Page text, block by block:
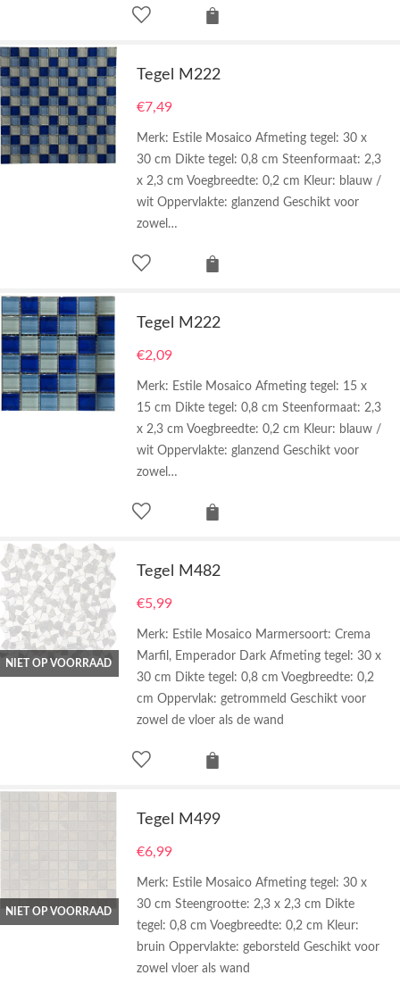
Tegel M222
€7,49
Merk: Estile Mosaico Afmeting tegel: 30 x
30 cm Dikte tegel: 0,8 cm Steenformaat: 2,3
x 2,3 cm Voegbreedte: 0,2 cm Kleur: blauw /
wit Oppervlakte: glanzend Geschikt voor
zowel…
Tegel M222
€2,09
Merk: Estile Mosaico Afmeting tegel: 15 x
15 cm Dikte tegel: 0,8 cm Steenformaat: 2,3
x 2,3 cm Voegbreedte: 0,2 cm Kleur: blauw /
wit Oppervlakte: glanzend Geschikt voor
zowel…
NIET OP VOORRAAD
Tegel M482
€5,99
Merk: Estile Mosaico Marmersoort: Crema
Marfil, Emperador Dark Afmeting tegel: 30 x
30 cm Dikte tegel: 0,8 cm Voegbreedte: 0,2
cm Oppervlak: getrommeld Geschikt voor
zowel de vloer als de wand
NIET OP VOORRAAD
Tegel M499
€6,99
Merk: Estile Mosaico Afmeting tegel: 30 x
30 cm Steengrootte: 2,3 x 2,3 cm Dikte
tegel: 0,8 cm Voegbreedte: 0,2 cm Kleur:
bruin Oppervlakte: geborsteld Geschikt voor
zowel vloer als wand